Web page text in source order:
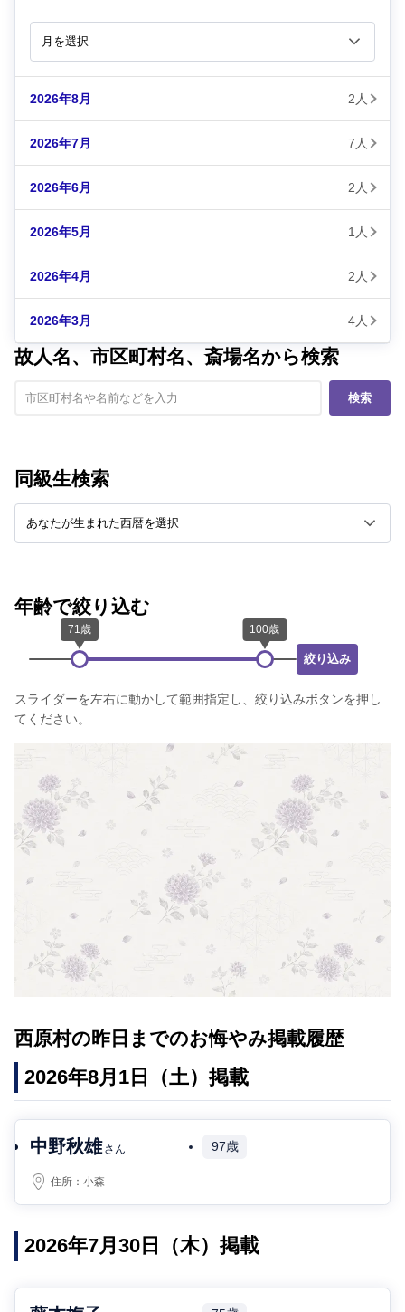
2026年8月 2人
2026年7月 7人
2026年6月 2人
2026年5月 1人
2026年4月 2人
2026年3月 4人
故人名、市区町村名、斎場名から検索
検索
同級生検索
年齢で絞り込む
絞り込み
スライダーを左右に動かして範囲指定し、絞り込みボタンを押し
てください。
西原村の昨日までのお悔やみ掲載履歴
2026年8月1日（土）掲載
中野秋雄 さん 97歳
住所：小森
2026年7月30日（木）掲載